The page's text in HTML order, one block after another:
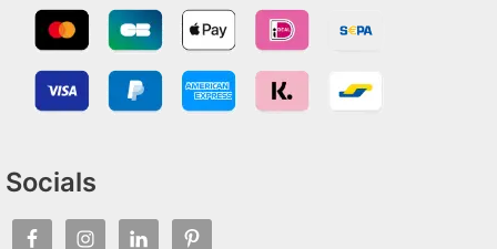
Socials